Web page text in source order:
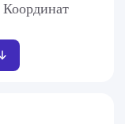
Координат